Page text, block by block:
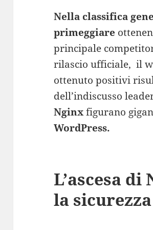
Nella classifica
primeggiare
principale
rilascio ufficiale, il
ottenuto positivi
dell’indiscusso
Nginxfigurano
WordPress.
L’ascesa
la sicurezza